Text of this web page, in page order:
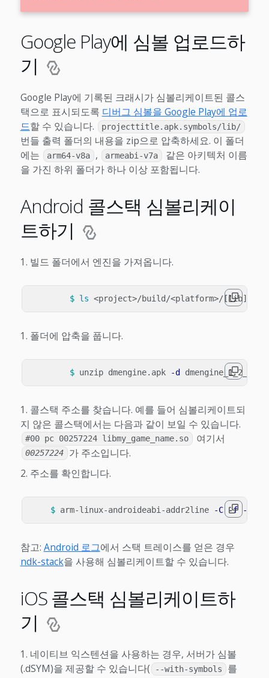
Google Play에 심볼 업로드하
기
Google Play에 기록된 크래시가 심볼리케이트된 콜스
택으로 표시되도록 디버그 심볼을 Google Play에 업로
드할 수 있습니다. projecttitle.apk.symbols/lib/
번들 출력 폴더의 내용을 zip으로 압축하세요. 이 폴더
에는
arm64-v8a , armeabi-v7a
같은 아키텍처 이름
을 가진 하위 폴더가 하나 이상 포함됩니다.
Android 콜스택 심볼리케이
트하기
빌드 폴더에서 엔진을 가져옵니다.
$ ls
폴더에 압축을 풉니다.
$ unzip dmengine.apk -d
콜스택 주소를 찾습니다. 예를 들어 심볼리케이트되
지 않은 콜스택에서는 다음과 같이 보일 수 있습니다.
#00 pc 00257224 libmy_game_name.so 여기서
00257224
가 주소입니다.
주소를 확인합니다.
$ arm-linux-androideabi-addr2line -C -f -e
참고: Android 로그에서 스택 트레이스를 얻은 경우
ndk-stack을 사용해 심볼리케이트할 수 있습니다.
iOS 콜스택 심볼리케이트하
기
네이티브 익스텐션을 사용하는 경우, 서버가 심볼
(.dSYM)을 제공할 수 있습니다(
--with-symbols
를